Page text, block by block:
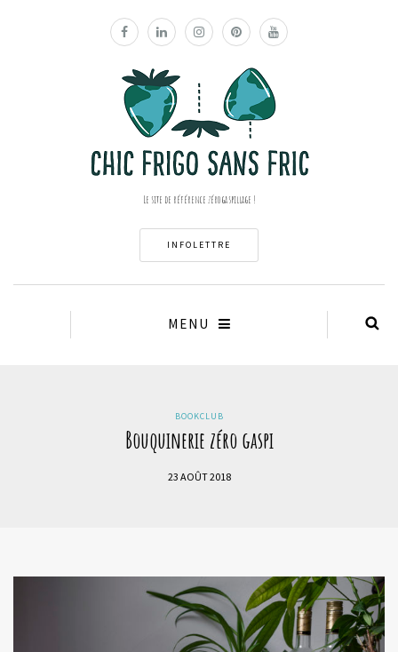
Le site de référence zéro gaspillage !
INFOLETTRE
MENU
BOOKCLUB
Bouquinerie zéro gaspi
23 AOÛT 2018